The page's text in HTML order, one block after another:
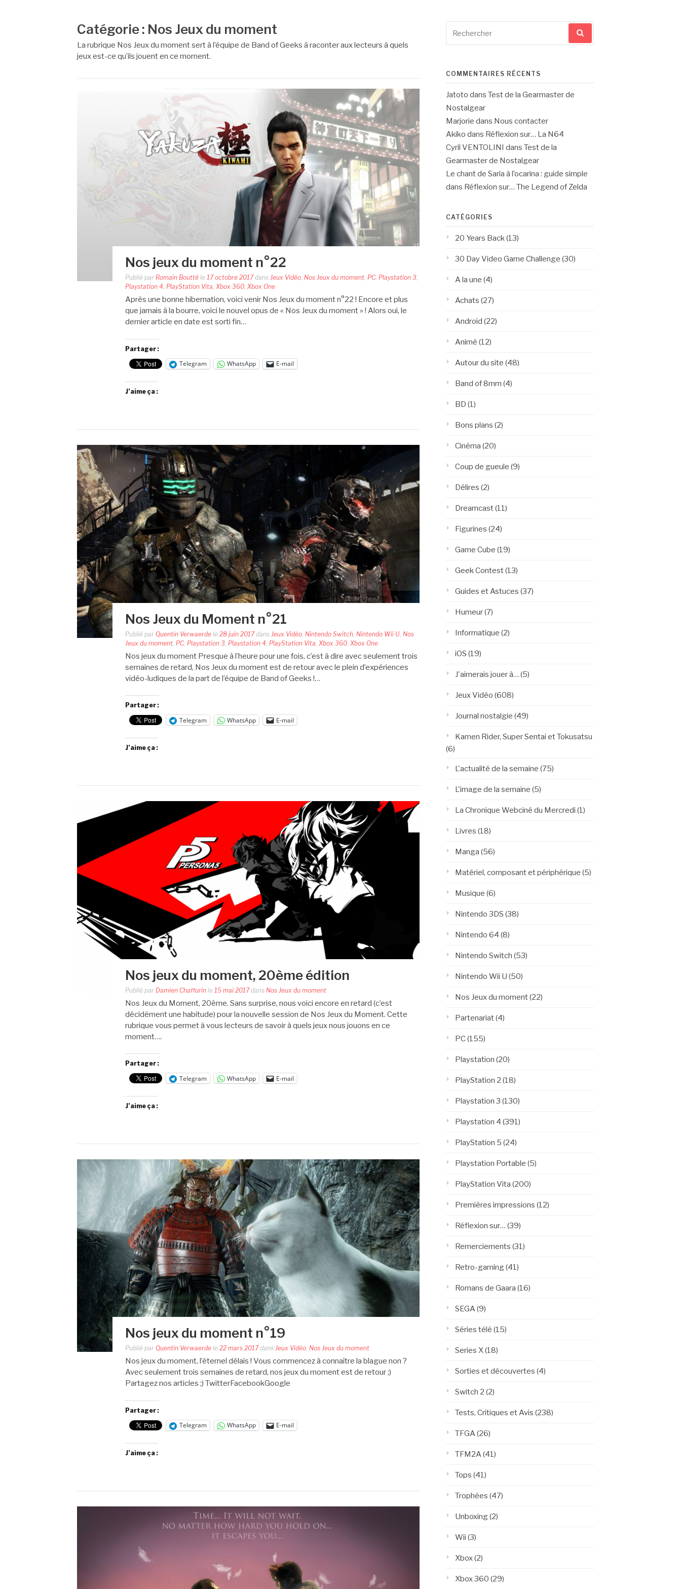
Catégorie : Nos Jeux du moment
La rubrique Nos Jeux du moment sert à l’équipe de Band of Geeks à raconter aux lecteurs à quels
jeux est-ce qu’ils jouent en ce moment.
Nos jeux du moment n°22
Publié par Romain Boutté le 17 octobre 2017dans Jeux Vidéo, Nos Jeux du moment, PC, Playstation 3,
Playstation 4, PlayStation Vita, Xbox 360, Xbox One
Après une bonne hibernation, voici venir Nos Jeux du moment n°22 ! Encore et plus
que jamais à la bourre, voici le nouvel opus de « Nos Jeux du moment » ! Alors oui, le
dernier article en date est sorti fin…
Partager :
Telegram WhatsApp E-mail
J’aime ça :
Nos Jeux du Moment n°21
Publié par Quentin Verwaerde le 28 juin 2017dans Jeux Vidéo Nintendo Switch Nintendo Wii U Nos
Jeux du moment PC, Playstation 3 Playstation 4 PlayStation Vita Xbox 360 Xbox One
Nos jeux du moment Presque à l’heure pour une fois, c’est à dire avec seulement trois
semaines de retard, Nos Jeux du moment est de retour avec le plein d’expériences
vidéo-ludiques de la part de l’équipe de Band of Geeks !…
Partager :
Telegram WhatsApp E-mail
J’aime ça :
Nos jeux du moment, 20ème édition
Publié par Damien Chaffurin le 15 mai 2017dans Nos Jeux du moment
Nos Jeux du Moment, 20ème. Sans surprise, nous voici encore en retard (c’est
décidément une habitude) pour la nouvelle session de Nos Jeux du Moment. Cette
rubrique vous permet à vous lecteurs de savoir à quels jeux nous jouons en ce
moment….
Partager :
Telegram WhatsApp E-mail
J’aime ça :
Nos jeux du moment n°19
Publié par Quentin Verwaerde le 22 mars 2017dans Jeux Vidéo, Nos Jeux du moment
Nos jeux du moment, l’éternel délais ! Vous commencez à connaître la blague non ?
Avec seulement trois semaines de retard, nos jeux du moment est de retour ;)
Partagez nos articles ;) TwitterFacebookGoogle
Partager :
Telegram WhatsApp E-mail
J’aime ça :
pour
COMMENTAIRES RÉCENTS
Jatoto dans Test de la Gearmaster de
Nostalgear
Marjorie dans Nous contacter
Akiko dans Réflexion sur… La N64
Cyril VENTOLINI dans Test de la
Gearmaster de Nostalgear
Le chant de Saria à l’ocarina : guide simple
dans Réflexion sur… The Legend of Zelda
CATÉGORIES
20 Years Back (13)
30 Day Video Game Challenge (30)
A la une (4)
Achats (27)
Android (22)
Animé (12)
Autour du site (48)
Band of 8mm (4)
BD (1)
Bons plans (2)
Cinéma (20)
Coup de gueule (9)
Délires (2)
Dreamcast(11)
Figurines (24)
Game Cube (19)
Geek Contest(13)
Guides et Astuces (37)
Humeur(7)
Informatique (2)
iOS (19)
J'aimerais jouer à… (5)
Jeux Vidéo (608)
Journal nostalgie (49)
Kamen Rider, Super Sentai et Tokusatsu
(6)
L'actualité de la semaine (75)
L'image de la semaine (5)
La Chronique Webciné du Mercredi (1)
Livres (18)
Manga (56)
Matériel, composant et périphérique (5)
Musique (6)
Nintendo 3DS (38)
Nintendo 64 (8)
Nintendo Switch (53)
Nintendo Wii U (50)
Nos Jeux du moment(22)
Partenariat(4)
PC(155)
Playstation (20)
PlayStation 2 (18)
Playstation 3 (130)
Playstation 4 (391)
PlayStation 5 (24)
Playstation Portable (5)
PlayStation Vita (200)
Premières impressions (12)
Réflexion sur… (39)
Remerciements (31)
Retro-gaming(41)
Romans de Gaara (16)
SEGA (9)
Séries télé (15)
Series X(18)
Sorties et découvertes (4)
Switch 2 (2)
Tests, Critiques et Avis (238)
TFGA (26)
TFM2A (41)
Tops (41)
Trophées (47)
Unboxing(2)
Wii (3)
Xbox(2)
Xbox 360 (29)